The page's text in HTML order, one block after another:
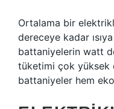
Ortalama bir
dereceye kadar
battaniyelerin watt
tüketimi çok yüksek
battaniyeler hem